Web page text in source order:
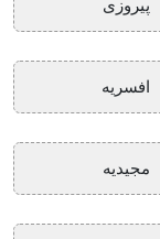
پیروزی
افسریه
مجیدیه